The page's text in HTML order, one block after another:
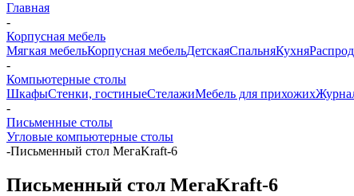
Главная
-
Корпусная мебель
Мягкая мебельКорпусная мебельДетскаяСпальняКухня
-
Компьютерные столы
ШкафыСтенки, гостиныеСтелажиМебель для прихожих
-
Письменные столы
Угловые компьютерные столы
-Письменный стол МегаKraft-6
Письменный стол МегаKraft-6